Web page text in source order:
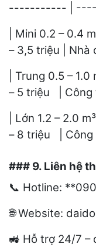
----------- |
| Mini 0.2 –
– 3,5 triệu | Nhà
| Trung 0.5 –
– 5 triệu | Công
| Lớn 1.2 – 2.0
– 8 triệu | Công
### 9. Liên hệ
📞 Hotline:
🌐Website:
🚜 Hỗ trợ 24/7 –